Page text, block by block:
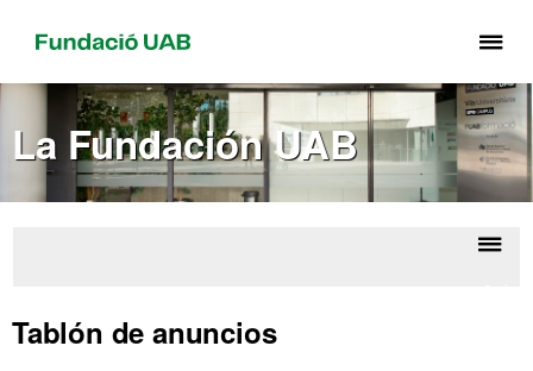
el
La Fundación UAB
Tablón de anuncios